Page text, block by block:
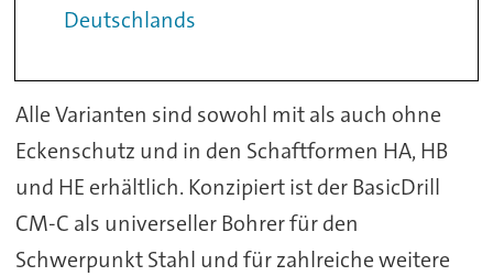
Deutschlands
Alle Varianten sind sowohl mit als auch ohne
Eckenschutz und in den Schaftformen HA, HB
und HE erhältlich. Konzipiert ist der BasicDrill
CM-C als universeller Bohrer für den
Schwerpunkt Stahl und für zahlreiche weitere